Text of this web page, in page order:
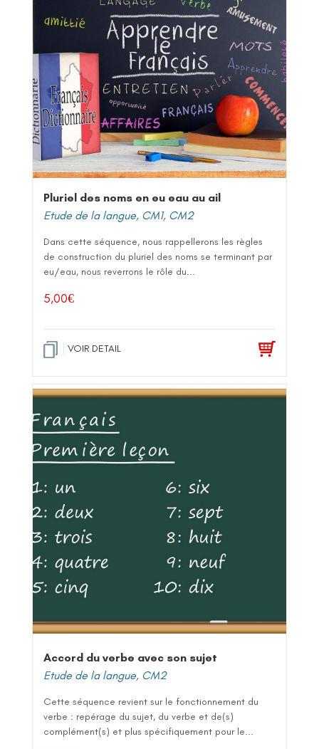
Pluriel des noms en eu eau au ail
Etude de la langue, CM1, CM2
Dans cette séquence, nous rappellerons les règles
de construction du pluriel des noms se terminant par
eu/eau, nous reverrons le rôle du...
5,00€
VOIR DETAIL
Accord du verbe avec son sujet
Etude de la langue, CM2
Cette séquence revient sur le fonctionnement du
verbe : repérage du sujet, du verbe et de(s)
complément(s) et plus spécifiquement pour le...